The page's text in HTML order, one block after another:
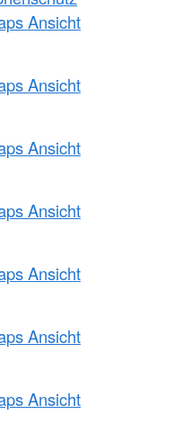
Ansicht
Ansicht
Ansicht
Ansicht
Ansicht
Ansicht
Ansicht